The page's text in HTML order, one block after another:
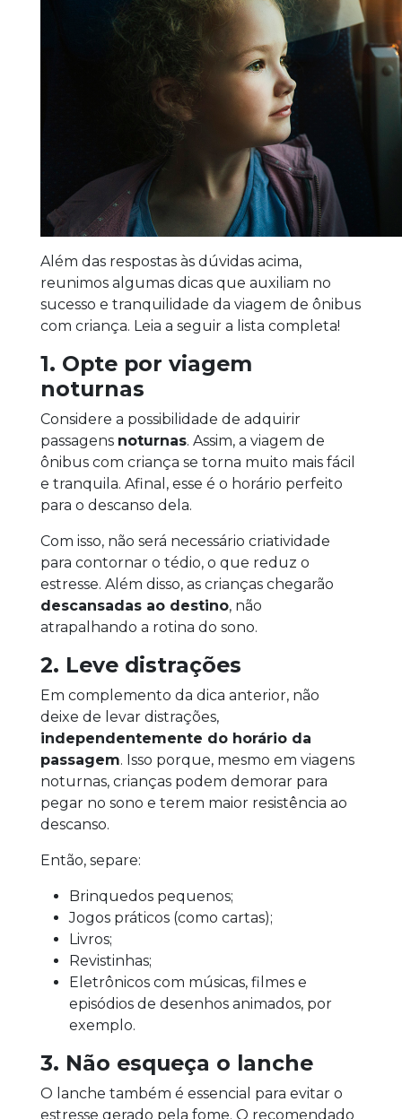
Além das respostas às dúvidas acima,
reunimos algumas dicas que auxiliam no
sucesso e tranquilidade da viagem de ônibus
com criança. Leia a seguir a lista completa!
1. Opte por viagem
noturnas
Considere a possibilidade de adquirir
passagens noturnas. Assim, a viagem de
ônibus com criança se torna muito mais fácil
e tranquila. Afinal, esse é o horário perfeito
para o descanso dela.
Com isso, não será necessário criatividade
para contornar o tédio, o que reduz o
estresse. Além disso, as crianças chegarão
descansadas ao destino, não
atrapalhando a rotina do sono.
2. Leve distrações
Em complemento da dica anterior, não
deixe de levar distrações,
independentemente do horário da
passagem. Isso porque, mesmo em viagens
noturnas, crianças podem demorar para
pegar no sono e terem maior resistência ao
descanso.
Então, separe:
Brinquedos pequenos;
Jogos práticos (como cartas);
Livros;
Revistinhas;
Eletrônicos com músicas, filmes e
episódios de desenhos animados, por
exemplo.
3. Não esqueça o lanche
O lanche também é essencial para evitar o
estresse gerado pela fome. O recomendado